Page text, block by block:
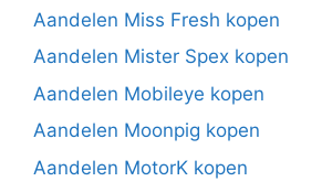
Aandelen Miss Fresh kopen
Aandelen Mister Spex kopen
Aandelen Mobileye kopen
Aandelen Moonpig kopen
Aandelen MotorK kopen